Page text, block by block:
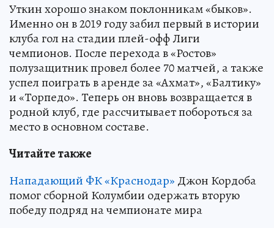
Уткин хорошо знаком поклонникам «быков».
Именно он в 2019 году забил первый в истории
клуба гол на стадии плей-офф Лиги
чемпионов. После перехода в «Ростов»
полузащитник провел более 70 матчей, а также
успел поиграть в аренде за «Ахмат», «Балтику»
и «Торпедо». Теперь он вновь возвращается в
родной клуб, где рассчитывает побороться за
место в основном составе.
Читайте также
Нападающий ФК «Краснодар» Джон Кордоба
помог сборной Колумбии одержать вторую
победу подряд на чемпионате мира